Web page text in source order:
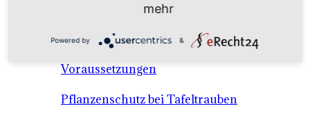
Voraussetzungen
Pflanzenschutz bei Tafeltrauben
mehr
Powered by &